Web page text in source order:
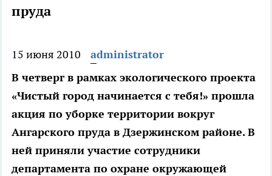
пруда
15 июня 2010
administrator
В четверг в рамках экологического проекта
«Чистый город начинается с тебя!» прошла
акция по уборке территории вокруг
Ангарского пруда в Дзержинском районе. В
ней приняли участие сотрудники
департамента по охране окружающей